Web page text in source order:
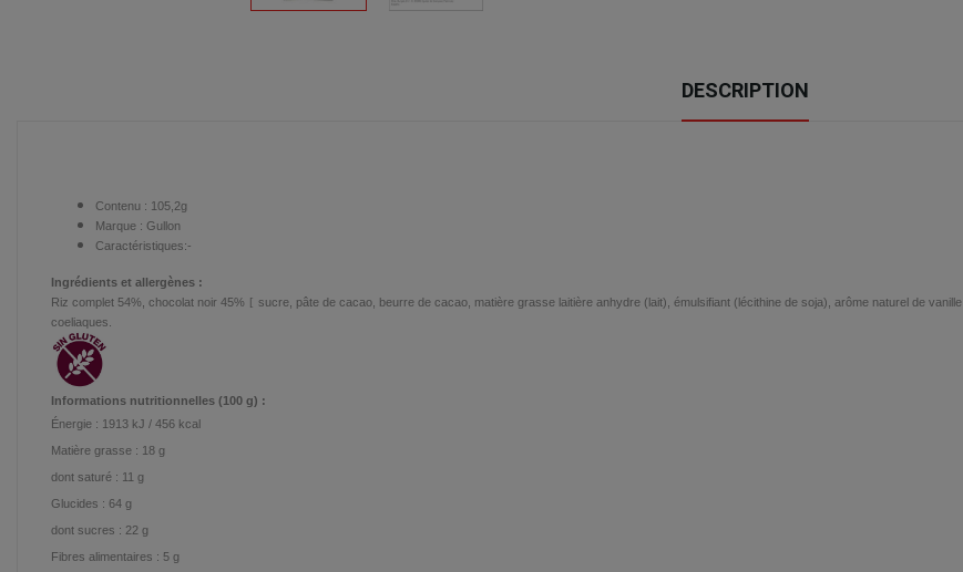
DESCRIPTION
Contenu : 105,2g
Marque : Gullon
Caractéristiques:-
Ingrédients et allergènes :
Riz complet 54%, chocolat noir 45% [ sucre, pâte de cacao, beurre de cacao, matière grasse laitière anhydre (lait), émulsifiant (lécithine de soja), arôme naturel de vanille
coeliaques.
Informations nutritionnelles (100 g) :
Énergie : 1913 kJ / 456 kcal
Matière grasse : 18 g
dont saturé : 11 g
Glucides : 64 g
dont sucres : 22 g
Fibres alimentaires : 5 g